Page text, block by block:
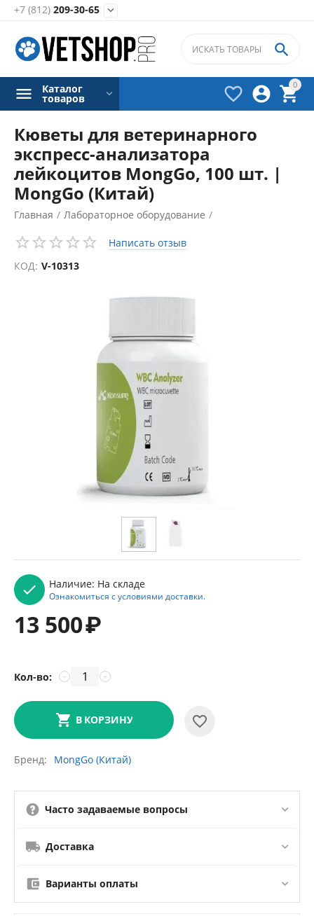
+7 (812) 209-30-65 
0




Каталог
товаров
Кюветы для ветеринарного
экспресс-анализатора
лейкоцитов MongGo, 100 шт. |
MongGo (Китай)
Главная / Лабораторное оборудование /
Гематологические анализаторы /
Аксессуары для гематологических анализаторов
Написать отзыв
КОД: V-10313
Наличие: На складе
Ознакомиться с условиями доставки.
13 500₽
Кол-во: +
−
В КОРЗИНУ
Бренд MongGo (Китай)
Часто задаваемые вопросы
Доставка
Варианты оплаты